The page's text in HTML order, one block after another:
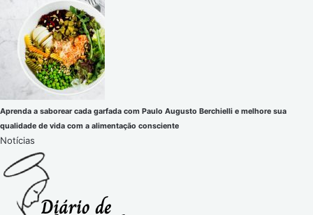
Aprenda a saborear cada garfada com Paulo Augusto Berchielli e melhore sua
qualidade de vida com a alimentação consciente
Notícias